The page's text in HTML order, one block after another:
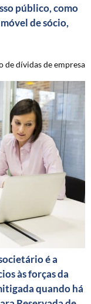
público, como
de sócio,
de dívidas de empresa
é a
às forças da
quando há